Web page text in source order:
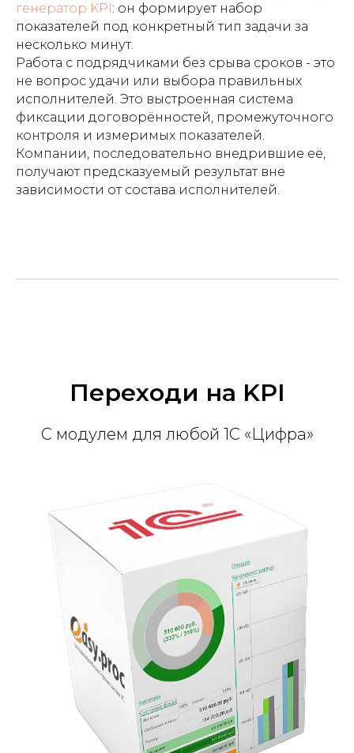
генератор KPI : он формирует набор
показателей под конкретный тип задачи за
несколько минут.
Работа с подрядчиками без срыва сроков - это
не вопрос удачи или выбора правильных
исполнителей. Это выстроенная система
фиксации договорённостей, промежуточного
контроля и измеримых показателей.
Компании, последовательно внедрившие её,
получают предсказуемый результат вне
зависимости от состава исполнителей.
Переходи на KPI
С модулем для любой 1С «Цифра»